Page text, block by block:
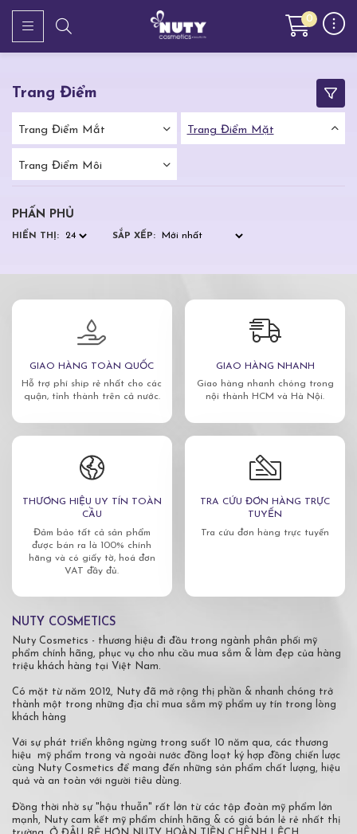
0
Trang Điểm
Trang Điểm Mắt Trang Điểm Mặt
Trang Điểm Môi
PHẤN PHỦ
HIỂN THỊ: SẮP XẾP:
GIAO HÀNG TOÀN QUỐC
Hỗ trợ phí ship rẻ nhất cho các
quận, tỉnh thành trên cả nước.
GIAO HÀNG NHANH
Giao hàng nhanh chóng trong
nội thành HCM và Hà Nội.
THƯƠNG HIỆU UY TÍN TOÀN
CẦU
Đảm bảo tất cả sản phẩm
được bán ra là 100% chính
hãng và có giấy tờ, hoá đơn
VAT đầy đủ.
TRA CỨU ĐƠN HÀNG TRỰC
TUYẾN
Tra cứu đơn hàng trực tuyến
NUTY COSMETICS
Nuty Cosmetics - thương hiệu đi đầu trong ngành phân phối mỹ
phẩm chính hãng, phục vụ cho nhu cầu mua sắm & làm đẹp của hàng
triệu khách hàng tại Việt Nam.
Có mặt từ năm 2012, Nuty đã mở rộng thị phần & nhanh chóng trở
thành một trong những địa chỉ mua sắm mỹ phẩm uy tín trong lòng
khách hàng
Với sự phát triển không ngừng trong suốt 10 năm qua, các thương
hiệu mỹ phẩm trong và ngoài nước đồng loạt ký hợp đồng chiến lược
cùng Nuty Cosmetics để mang đến những sản phẩm chất lượng, hiệu
quả và an toàn với người tiêu dùng.
Đồng thời nhờ sự "hậu thuẫn" rất lớn từ các tập đoàn mỹ phẩm lớn
mạnh, Nuty cam kết mỹ phẩm chính hãng & có giá bán lẻ rẻ nhất thị